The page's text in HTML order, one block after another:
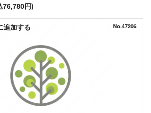
76,780円)
追加する No.47206